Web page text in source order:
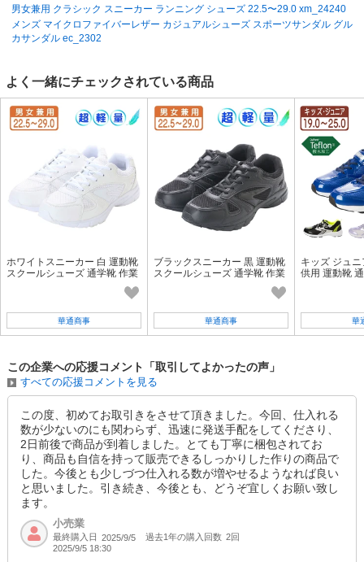
SD品番：12484958S19 / メーカー品番：24249-blk-255
ブラック 26.0cm
参考上代
SOLD OUT
SD品番：12484958S20 / メーカー品番：24249-blk-260
ブラック 26.5cm
参考上代 オープンプライス
SOLD OUT
ブラック 27.0cm
参考上代 オープンプライス
SOLD OUT
SD品番：12484958S22 / メーカー品番：24249-blk-270
ブラック 27.5cm
参考上代 オープンプライス
SOLD OUT
SD品番：12484958S23 / メーカー品番：24249-blk-275
ブラック 28.0cm
参考上代
男女兼用 クラシック スニーカー ランニング シューズ 22.5〜29.0 xm_24240
メンズ マイクロファイバーレザー カジュアルシューズ スポーツサンダル グル
カサンダル ec_2302
よく一緒にチェックされている商品
ホワイトスニーカー 白 運動靴
スクールシューズ 通学靴 作業
靴 幅広 メンズ レディース 男
華通商事
ブラックスニーカー 黒 運動靴
スクールシューズ 通学靴 作業
靴 幅広 メンズ レディース 男
華通商事
キッズ ジュ
供用 運動靴
華
この企業への応援コメント「取引してよかったの声」
すべての応援コメントを見る
この度、初めてお取引きをさせて頂きました。今回、仕入れる
数が少ないのにも関わらず、迅速に発送手配をしてくださり、
2日前後で商品が到着しました。とても丁寧に梱包されてお
り、商品も自信を持って販売できるしっかりした作りの商品で
した。今後とも少しづつ仕入れる数が増やせるようなれば良い
と思いました。引き続き、今後とも、どうぞ宜しくお願い致し
ます。
小売業
最終購入日 2025/9/5 過去1年の購入回数 2回
2025/9/5 18:30